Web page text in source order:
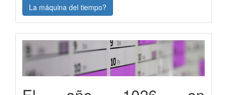
La máquina del tiempo?